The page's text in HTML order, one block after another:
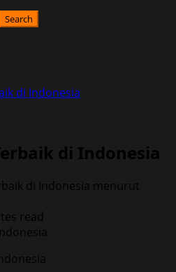
di Indonesia
di Indonesia
di Indonesia menurut
read